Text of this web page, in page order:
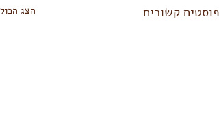
פוסטים קשורים הצג הכול